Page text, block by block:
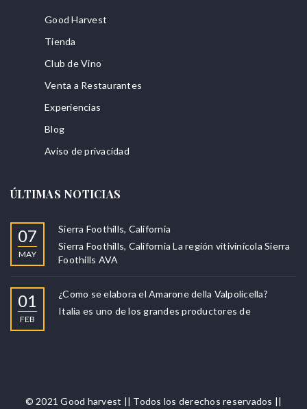
Good Harvest
Tienda
Club de Vino
Venta a Restaurantes
Experiencias
Blog
Aviso de privacidad
ÚLTIMAS NOTICIAS
07
MAY
Sierra Foothills, California
Sierra Foothills, California La región vitivinícola Sierra
Foothills AVA
01
FEB
¿Como se elabora el Amarone della Valpolicella?
Italia es uno de los grandes productores de
© 2021 Good harvest || Todos los derechos reservados ||